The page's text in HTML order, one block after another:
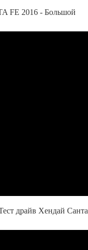
2016 - Большой
драйв Хендай Санта